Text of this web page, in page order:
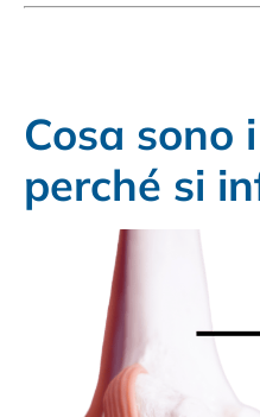
Cosa sono
perché si